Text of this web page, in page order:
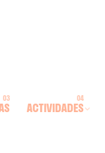
ACTIVIDADES